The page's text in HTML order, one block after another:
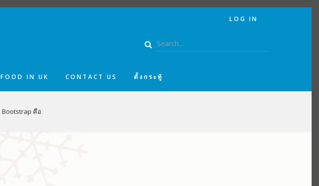
LOG IN
Search
FOOD IN UK CONTACT US ตั้งกระทู้
Bootstrap คือ